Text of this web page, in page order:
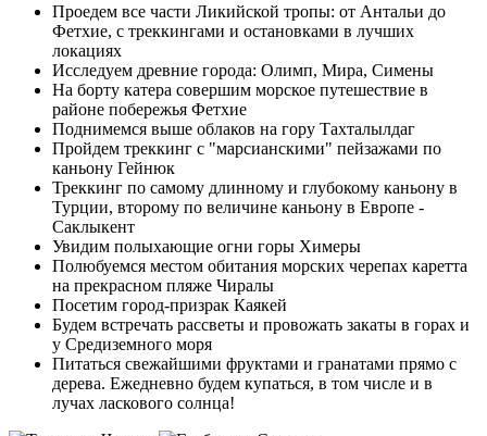
Проедем все части Ликийской тропы: от Антальи до
Фетхие, с треккингами и остановками в лучших
локациях
Исследуем древние города: Олимп, Мира, Симены
На борту катера совершим морское путешествие в
районе побережья Фетхие
Поднимемся выше облаков на гору Тахталылдаг
Пройдем треккинг с "марсианскими" пейзажами по
каньону Гейнюк
Треккинг по самому длинному и глубокому каньону в
Турции, второму по величине каньону в Европе -
Саклыкент
Увидим полыхающие огни горы Химеры
Полюбуемся местом обитания морских черепах каретта
на прекрасном пляже Чиралы
Посетим город-призрак Каякей
Будем встречать рассветы и провожать закаты в горах и
у Средиземного моря
Питаться свежайшими фруктами и гранатами прямо с
дерева. Ежедневно будем купаться, в том числе и в
лучах ласкового солнца!